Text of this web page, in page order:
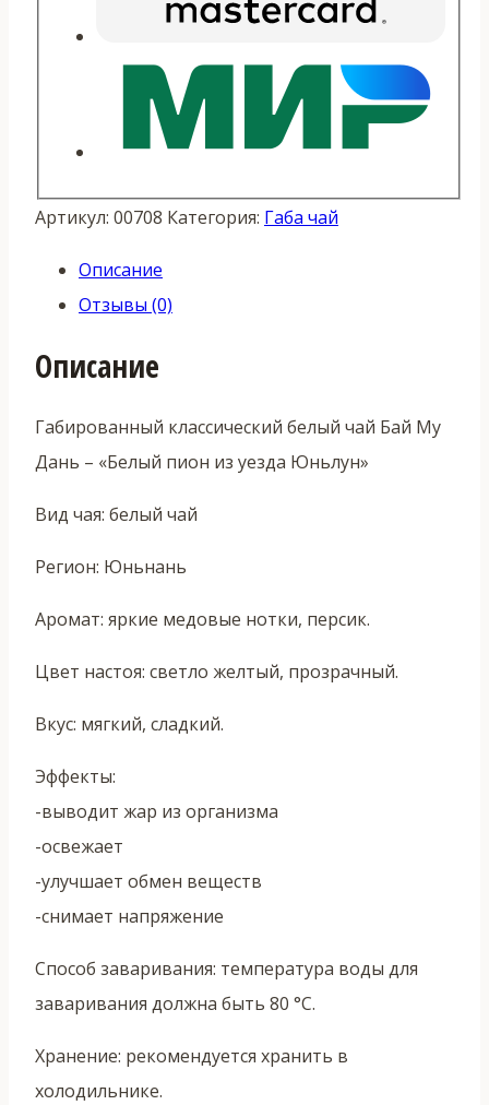
Артикул: 00708 Категория: Габа чай
Описание
Отзывы (0)
Описание
Габированный классический белый чай Бай Му
Дань – «Белый пион из уезда Юньлун»
Вид чая: белый чай
Регион: Юньнань
Аромат: яркие медовые нотки, персик.
Цвет настоя: светло желтый, прозрачный.
Вкус: мягкий, сладкий.
Эффекты:
-выводит жар из организма
-освежает
-улучшает обмен веществ
-снимает напряжение
Способ заваривания: температура воды для
заваривания должна быть 80 °C.
Хранение: рекомендуется хранить в
холодильнике.